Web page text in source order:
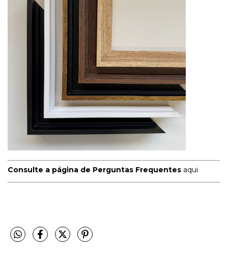
Consulte a página de Perguntas Frequentes aqui